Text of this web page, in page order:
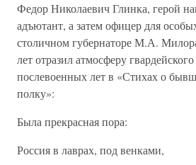
Федор Николаевич Глинка, герой
адъютант, а затем офицер для
столичном губернаторе М.А.
лет отразил атмосферу
послевоенных лет в «Стихах о
полку»:
Была прекрасная пора:
Россия в лаврах, под венками,